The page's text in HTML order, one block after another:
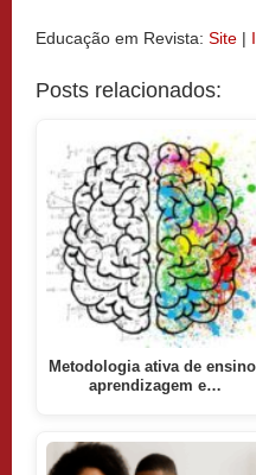
Educação em Revista: Site |
Posts relacionados:
Metodologia ativa de
aprendizagem e…